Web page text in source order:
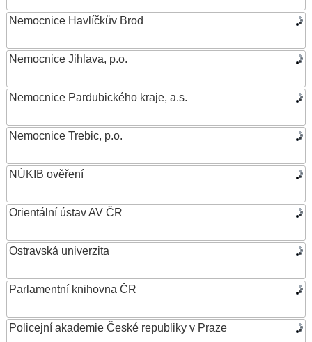
Nemocnice Havlíčkův Brod
Nemocnice Jihlava, p.o.
Nemocnice Pardubického kraje, a.s.
Nemocnice Trebic, p.o.
NÚKIB ověření
Orientální ústav AV ČR
Ostravská univerzita
Parlamentní knihovna ČR
Policejní akademie České republiky v Praze